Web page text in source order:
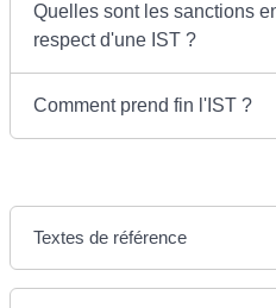
Quelles sont les sanctions
respect d'une IST ?
Comment prend fin l'IST ?
Textes de référence